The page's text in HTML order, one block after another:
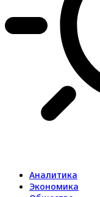
Аналитика
Экономика